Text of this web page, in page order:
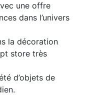
une offre
dans l’univers
la décoration
store très
d’objets de